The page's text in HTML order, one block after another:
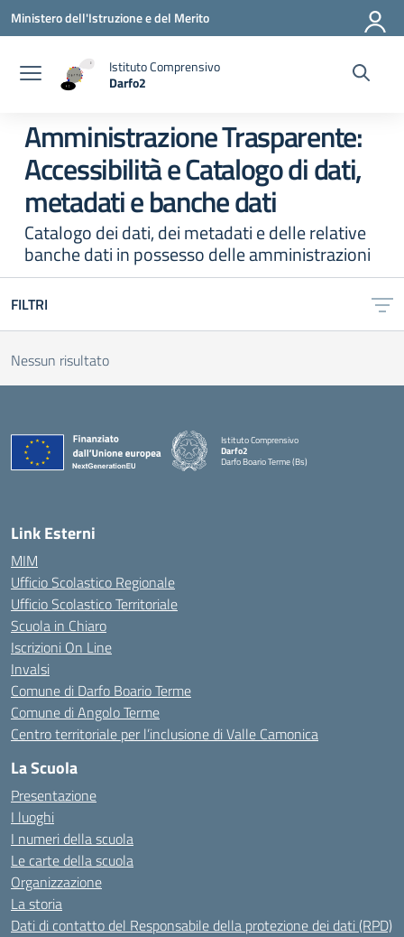
Vai ai contenuti
Vai al menu di navigazione
Vai al footer
Ministero dell'Istruzione e del Merito
Istituto Comprensivo
Darfo2
Amministrazione Trasparente:
Accessibilità e Catalogo di dati,
metadati e banche dati
Catalogo dei dati, dei metadati e delle relative
banche dati in possesso delle amministrazioni
FILTRI
Nessun risultato
Istituto Comprensivo
Darfo2
Darfo Boario Terme (Bs)
Link Esterni
MIM
Ufficio Scolastico Regionale
Ufficio Scolastico Territoriale
Scuola in Chiaro
Iscrizioni On Line
Invalsi
Comune di Darfo Boario Terme
Comune di Angolo Terme
Centro territoriale per l’inclusione di Valle Camonica
La Scuola
Presentazione
I luoghi
I numeri della scuola
Le carte della scuola
Organizzazione
La storia
Dati di contatto del Responsabile della protezione dei dati (RPD)